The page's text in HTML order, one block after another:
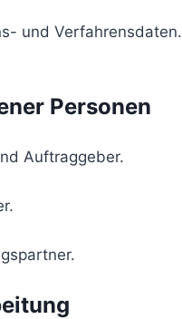
und Verfahrensdaten.
Personen
Auftraggeber.